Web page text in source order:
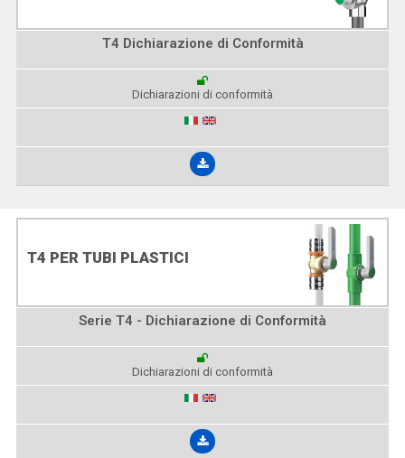
T4 Dichiarazione di Conformità
Dichiarazioni di conformità
T4 PER TUBI PLASTICI
Serie T4 - Dichiarazione di Conformità
Dichiarazioni di conformità